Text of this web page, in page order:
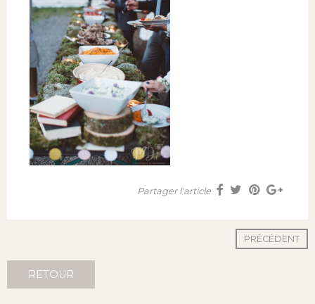
Partager l'article
PRÉCÉDENT
RETOUR